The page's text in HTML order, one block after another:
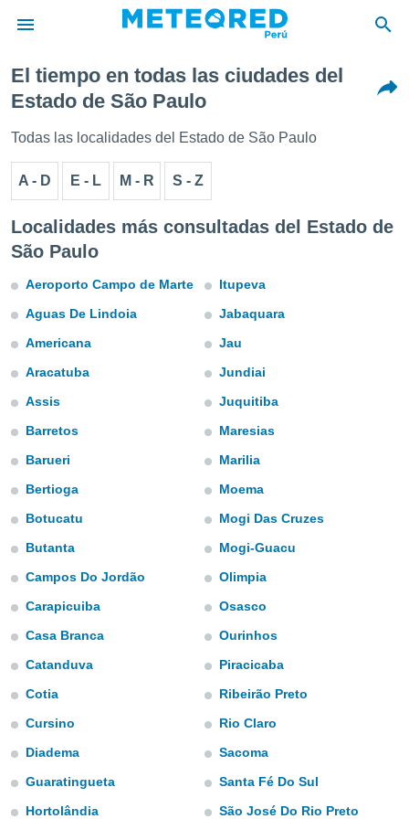
de
ha sido
para
la
calidad.
a este
y
forma
digital
basada
permite
contenido
coste.
botón
la
ya sean
nuestros
en
perfil
ACEPTAR
CONFIGURACIÓN
El tiempo en todas las ciudades del
Estado de São Paulo
Todas las localidades del Estado de São Paulo
A - D E - L M - R S - Z
Localidades más consultadas del Estado de
São Paulo
Aeroporto Campo de Marte
Aguas De Lindoia
Americana
Aracatuba
Assis
Barretos
Barueri
Bertioga
Botucatu
Butanta
Campos Do Jordão
Carapicuiba
Casa Branca
Catanduva
Cotia
Cursino
Diadema
Guaratingueta
Hortolândia
Itupeva
Jabaquara
Jau
Jundiai
Juquitiba
Maresias
Marilia
Moema
Mogi Das Cruzes
Mogi-Guacu
Olimpia
Osasco
Ourinhos
Piracicaba
Ribeirão Preto
Rio Claro
Sacoma
Santa Fé Do Sul
São José Do Rio Preto